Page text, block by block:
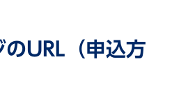
のURL（申込方